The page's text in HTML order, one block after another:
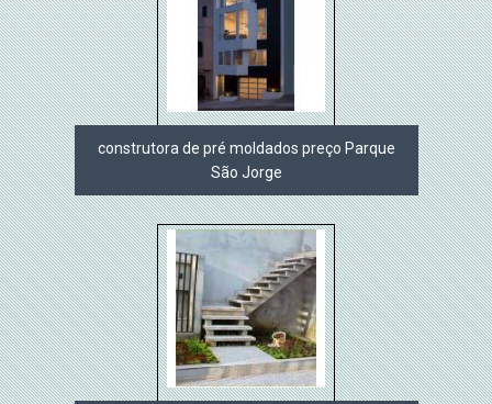
construtora de pré moldados preço Parque
São Jorge